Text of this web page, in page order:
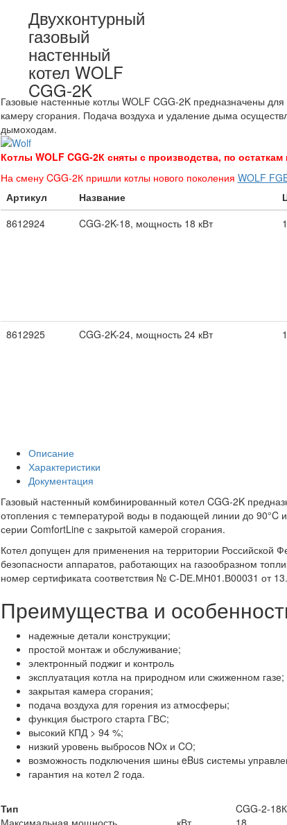
Двухконтурный
газовый
настенный
котел WOLF
CGG-2K
Газовые настенные котлы WOLF CGG-2K предназначены
камеру сгорания. Подача воздуха и удаление дыма
дымоходам.
Котлы WOLF CGG-2К сняты с производства, по
На смену CGG-2К пришли котлы нового поколения WOLF
Артикул
Название
8612924
CGG-2K-18, мощность 18 кВт
8612925 CGG-2K-24, мощность 24 кВт
Описание
Характеристики
Документация
Газовый настенный комбинированный котел CGG-2K
отопления с температурой воды в подающей линии до
серии ComfortLine с закрытой камерой сгорания.
Котел допущен для применения на территории Российской
безопасности аппаратов, работающих на газообразном
номер сертификата соответствия № С-DЕ.МН01.В00031 от
Преимущества и
надежные детали конструкции;
простой монтаж и обслуживание;
электронный поджиг и контроль
эксплуатация котла на природном или сжиженном газе;
закрытая камера сгорания;
подача воздуха для горения из атмосферы;
функция быстрого старта ГВС;
высокий КПД > 94 %;
низкий уровень выбросов NOx и CO;
возможность подключения шины eBus системы
гарантия на котел 2 года.
Тип CGG-2-18К
Максимальная мощность
кВт 18